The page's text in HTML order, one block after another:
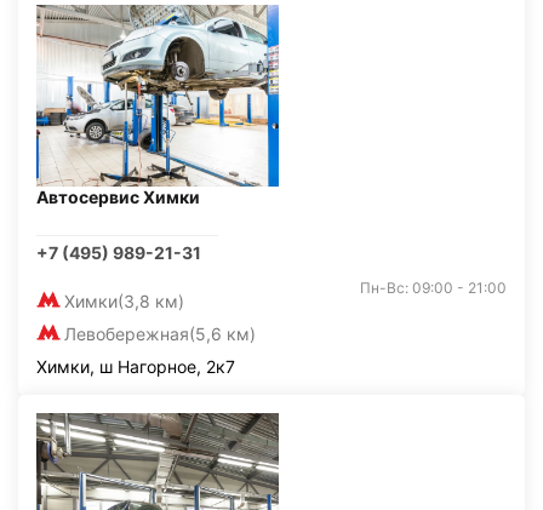
Автосервис Химки
+7 (495) 989-21-31
Химки(3,8 км)
Левобережная(5,6 км)
Пн-Вс: 09:00 - 21:00
Химки, ш Нагорное, 2к7